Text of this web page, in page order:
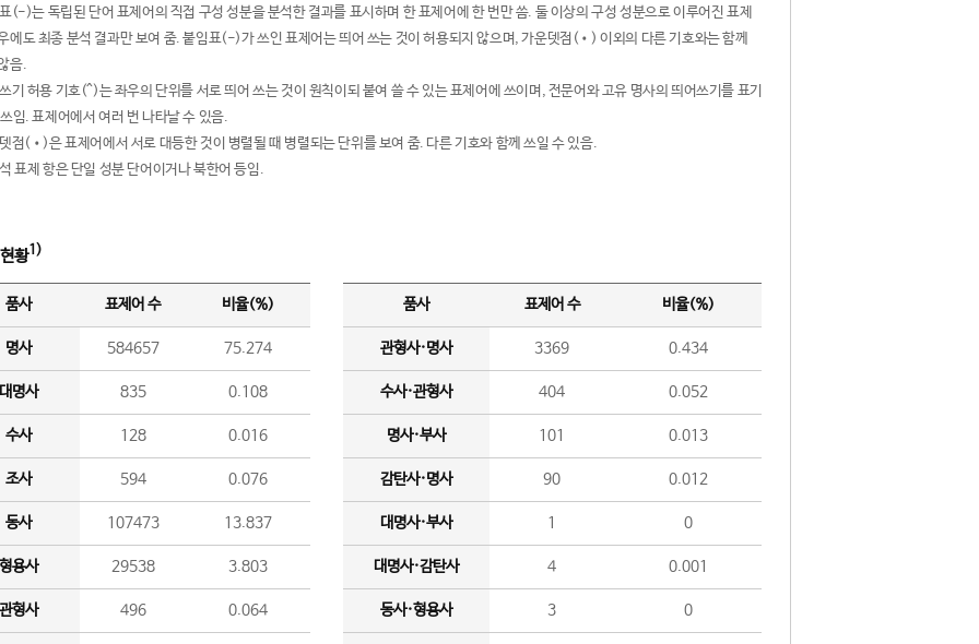
(-)는 독립된 단어 표제어의 직접 구성 성분을 분석한 결과를 표시하며 한 표제어에 한 번만 씀. 둘 이상의 구성 성분으로 이루어진 표제
에도 최종 분석 결과만 보여 줌. 붙임표(-)가 쓰인 표제어는 띄어 쓰는 것이 허용되지 않으며, 가운뎃점(•) 이외의 다른 기호와는 함께
음.
기 허용 기호(^)는 좌우의 단위를 서로 띄어 쓰는 것이 원칙이되 붙여 쓸 수 있는 표제어에 쓰이며, 전문어와 고유 명사의 띄어쓰기를 표기
임. 표제어에서 여러 번 나타날 수 있음.
점(•)은 표제어에서 서로 대등한 것이 병렬될 때 병렬되는 단위를 보여 줌. 다른 기호와 함께 쓰일 수 있음.
표제 항은 단일 성분 단어이거나 북한어 등임.
황1)
품사 표제어 수 비율(%)
명사 584657 75.274
명사 835 0.108
수사 128 0.016
조사 594 0.076
동사 107473 13.837
용사 29538 3.803
형사 496 0.064
품사 표제어 수 비율(%)
관형사·명사 3369 0.434
수사·관형사 404 0.052
명사·부사 101 0.013
감탄사·명사 90 0.012
대명사·부사 1 0
대명사·감탄사 4 0.001
동사·형용사 3 0